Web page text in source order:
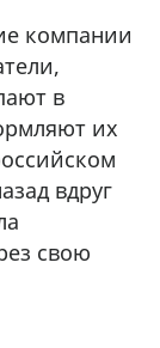
компании
в
их
вдруг
свою